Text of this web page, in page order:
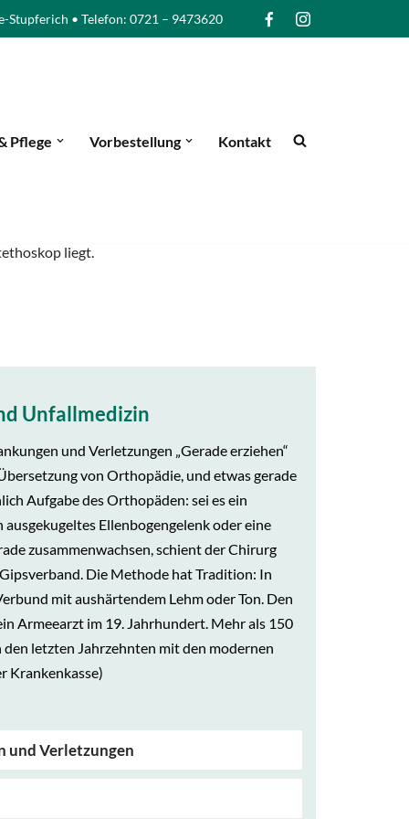
Stupferich • Telefon: 0721 – 9473620
Pflege Vorbestellung Kontakt
Unfallmedizin
und Verletzungen „Gerade erziehen“
von Orthopädie, und etwas gerade
Aufgabe des Orthopäden: sei es ein
ausgekugeltes Ellenbogengelenk oder eine
zusammenwachsen, schient der Chirurg
Die Methode hat Tradition: In
mit aushärtendem Lehm oder Ton. Den
Armeearzt im 19. Jahrhundert. Mehr als 150
letzten Jahrzehnten mit den modernen
Krankenkasse)
und Verletzungen